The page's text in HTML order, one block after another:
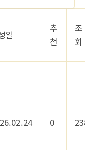
일
추
천
조
회
0